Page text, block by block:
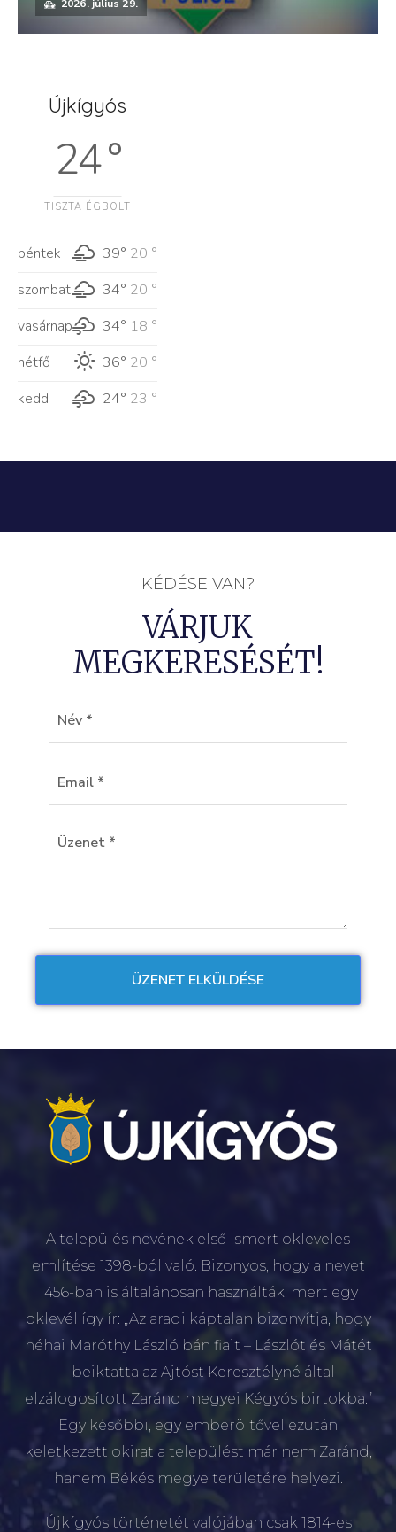
2026. július 29.
Újkígyós
24 °
TISZTA ÉGBOLT
péntek 39° 20 °
szombat
34° 20 °
vasárnap
34° 18 °
hétfő
36° 20 °
kedd
24° 23 °
KÉDÉSE VAN?
VÁRJUK
MEGKERESÉSÉT!
A település nevének első ismert okleveles
említése 1398-ból való. Bizonyos, hogy a nevet
1456-ban is általánosan használták, mert egy
oklevél így ír: „Az aradi káptalan bizonyítja, hogy
néhai Maróthy László bán fiait – Lászlót és Mátét
– beiktatta az Ajtóst Keresztélyné által
elzálogosított Zaránd megyei Kégyós birtokba.”
Egy későbbi, egy emberöltővel ezután
keletkezett okirat a települést már nem Zaránd,
hanem Békés megye területére helyezi.
Újkígyós történetét valójában csak 1814-es